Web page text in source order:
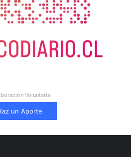
Voluntaria
un Aporte